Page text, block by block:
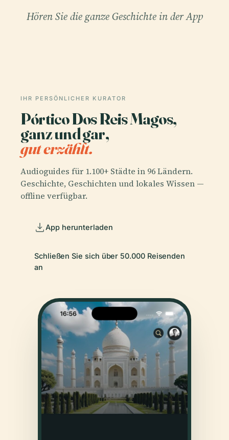
Hören Sie die ganze Geschichte in der App
IHR PERSÖNLICHER KURATOR
Pórtico Dos Reis Magos,
ganz und gar,
gut erzählt.
Audioguides für 1.100+ Städte in 96 Ländern.
Geschichte, Geschichten und lokales Wissen —
offline verfügbar.
App herunterladen
Schließen Sie sich über 50.000 Reisenden
an